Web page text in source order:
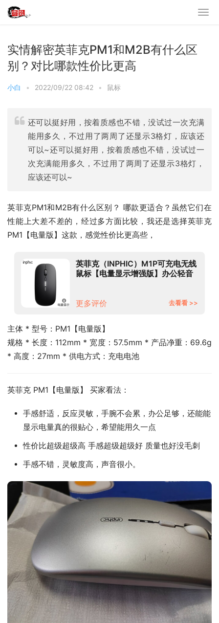
实情解密英菲克PM1和M2B有什么区
别？对比哪款性价比更高
小白 • 2022/09/22 08:42 • 鼠标
还可以挺好用，按着质感也不错，没试过一次充满
能用多久，不过用了两周了还显示3格灯，应该还
可以~还可以挺好用，按着质感也不错，没试过一
次充满能用多久，不过用了两周了还显示3格灯，
应该还可以~
英菲克PM1和M2B有什么区别？ 哪款更适合？虽然它们在
性能上大差不差的，经过多方面比较，我还是选择英菲克
PM1【电量版】这款，感觉性价比更高些，
英菲克（INPHIC）M1P可充电无线
鼠标【电量显示增强版】办公轻音
更多评价
去看看 >>
主体 * 型号：PM1【电量版】
规格 * 长度：112mm * 宽度：57.5mm * 产品净重：69.6g
* 高度：27mm * 供电方式：充电电池
英菲克 PM1【电量版】 买家看法：
手感舒适，反应灵敏，手腕不会累，办公足够，还能能
显示电量真的很贴心，希望能用久一点
性价比超级超级高 手感超级超级好 质量也好没毛刺
手感不错，灵敏度高，声音很小。